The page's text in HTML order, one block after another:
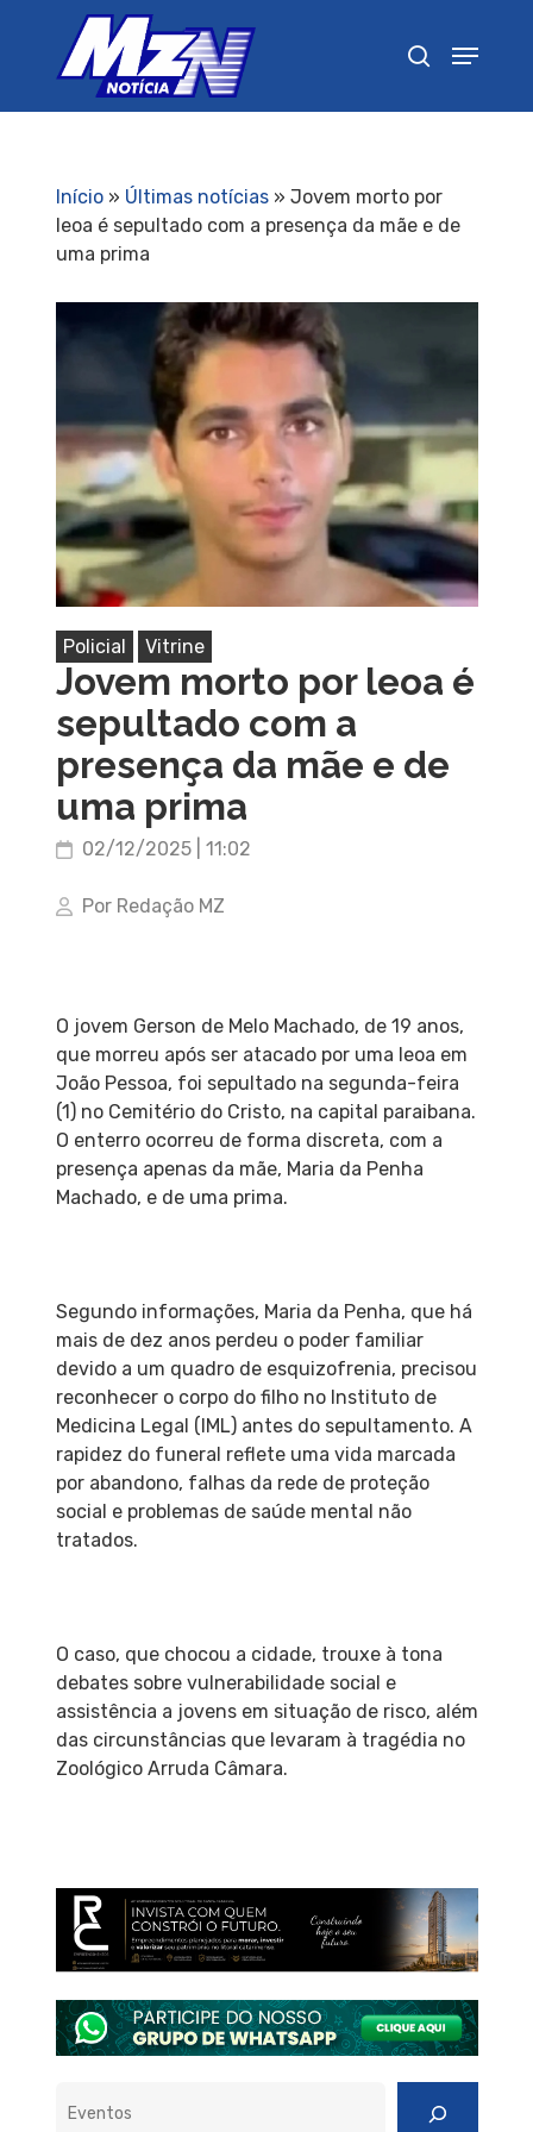
Início» Últimas notícias» Jovem morto por
leoa é sepultado com a presença da mãe e de
uma prima
Policial Vitrine
Jovem morto por leoa é
sepultado com a
presença da mãe e de
uma prima
02/12/2025 | 11:02
Por Redação MZ
O jovem Gerson de Melo Machado, de 19 anos,
que morreu após ser atacado por uma leoa em
João Pessoa, foi sepultado na segunda-feira
(1) no Cemitério do Cristo, na capital paraibana.
O enterro ocorreu de forma discreta, com a
presença apenas da mãe, Maria da Penha
Machado, e de uma prima.
Segundo informações, Maria da Penha, que há
mais de dez anos perdeu o poder familiar
devido a um quadro de esquizofrenia, precisou
reconhecer o corpo do filho no Instituto de
Medicina Legal (IML) antes do sepultamento. A
rapidez do funeral reflete uma vida marcada
por abandono, falhas da rede de proteção
social e problemas de saúde mental não
tratados.
O caso, que chocou a cidade, trouxe à tona
debates sobre vulnerabilidade social e
assistência a jovens em situação de risco, além
das circunstâncias que levaram à tragédia no
Zoológico Arruda Câmara.